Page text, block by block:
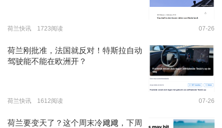
荷兰快讯 1723阅读 07-26
荷兰刚批准，法国就反对！特斯拉自动
驾驶能不能在欧洲开？
荷兰快讯 1612阅读 07-26
荷兰要变天了？这个周末冷飕飕，下周